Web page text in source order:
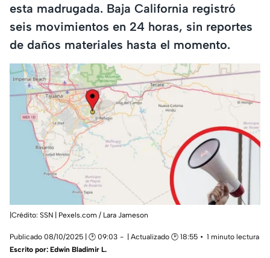
esta madrugada. Baja California registró
seis movimientos en 24 horas, sin reportes
de daños materiales hasta el momento.
|Crédito: SSN | Pexels.com / Lara Jameson
Publicado 08/10/2025 | 🕑 09:03 | Actualizado 🕑 18:55
1 minuto lectura
Escrito por: Edwin Bladimir L.